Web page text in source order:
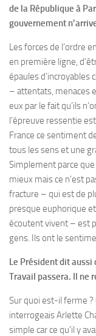
de la République à
gouvernement
Les forces de l’ordre
en première ligne,
épaules d’incroyables
– attentats, menaces
eux par le fait qu’ils
l’épreuve ressentie
France ce sentiment
tous les sens et une
Simplement parce
mieux mais ce n’est
fracture – qui est de
presque euphorique
écoutent vivent – est
gens. Ils ont le
Le Président dit aussi
Travail passera. Il ne
Sur quoi est-il ferme ?
interrogeais Arlette
simple car ce qu’il y